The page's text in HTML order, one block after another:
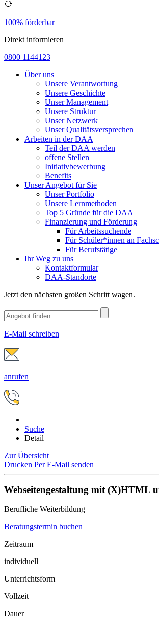
100% förderbar
Direkt informieren
0800 1144123
Über uns
Unsere Verantwortung
Unsere Geschichte
Unser Management
Unsere Struktur
Unser Netzwerk
Unser Qualitätsversprechen
Arbeiten in der DAA
Teil der DAA werden
offene Stellen
Initiativbewerbung
Benefits
Unser Angebot für Sie
Unser Portfolio
Unsere Lernmethoden
Top 5 Gründe für die DAA
Finanzierung und Förderung
Für Arbeitssuchende
Für Schüler*innen an
Für Berufstätige
Ihr Weg zu uns
Kontaktformular
DAA-Standorte
Jetzt den nächsten großen Schritt wagen.
E-Mail schreiben
anrufen
Suche
Detail
Zur Übersicht
Drucken Per E-Mail senden
Webseitengestaltung mit (X)HTML
Berufliche Weiterbildung
Beratungstermin buchen
Zeitraum
individuell
Unterrichtsform
Vollzeit
Dauer